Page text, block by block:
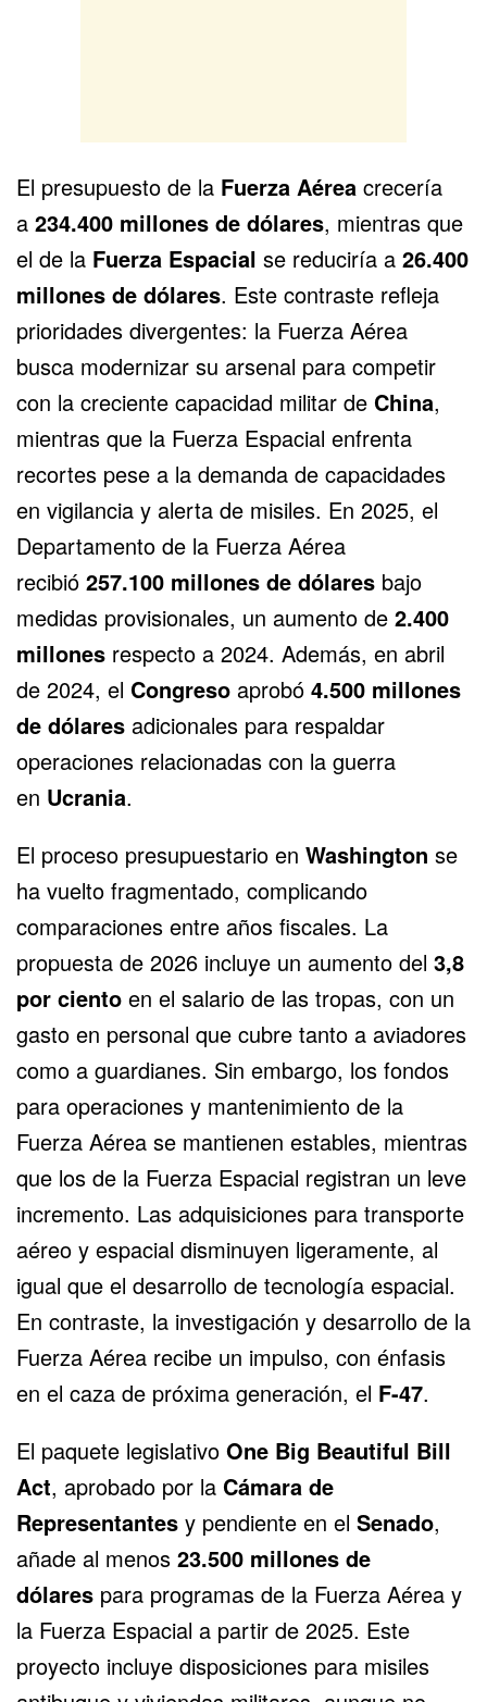
El presupuesto de la Fuerza Aérea crecería
a 234.400 millones de dólares, mientras que
el de la Fuerza Espacial se reduciría a 26.400
millones de dólares. Este contraste refleja
prioridades divergentes: la Fuerza Aérea
busca modernizar su arsenal para competir
con la creciente capacidad militar de China,
mientras que la Fuerza Espacial enfrenta
recortes pese a la demanda de capacidades
en vigilancia y alerta de misiles. En 2025, el
Departamento de la Fuerza Aérea
recibió 257.100 millones de dólares bajo
medidas provisionales, un aumento de 2.400
millones respecto a 2024. Además, en abril
de 2024, el Congreso aprobó 4.500 millones
de dólares adicionales para respaldar
operaciones relacionadas con la guerra
en Ucrania.
El proceso presupuestario en Washington se
ha vuelto fragmentado, complicando
comparaciones entre años fiscales. La
propuesta de 2026 incluye un aumento del 3,8
por ciento en el salario de las tropas, con un
gasto en personal que cubre tanto a aviadores
como a guardianes. Sin embargo, los fondos
para operaciones y mantenimiento de la
Fuerza Aérea se mantienen estables, mientras
que los de la Fuerza Espacial registran un leve
incremento. Las adquisiciones para transporte
aéreo y espacial disminuyen ligeramente, al
igual que el desarrollo de tecnología espacial.
En contraste, la investigación y desarrollo de la
Fuerza Aérea recibe un impulso, con énfasis
en el caza de próxima generación, el F-47.
El paquete legislativo One Big Beautiful Bill
Act, aprobado por la Cámara de
Representantes y pendiente en el Senado,
añade al menos 23.500 millones de
dólares para programas de la Fuerza Aérea y
la Fuerza Espacial a partir de 2025. Este
proyecto incluye disposiciones para misiles